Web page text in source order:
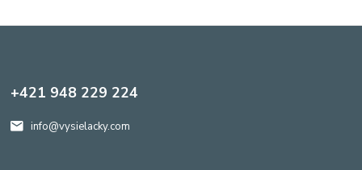
+421 948 229 224
info@vysielacky.com